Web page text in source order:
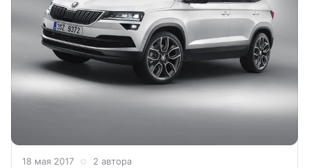
18 мая 2017 2 автора